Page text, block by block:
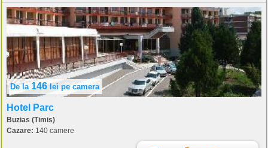
De la 146 lei pe camera
Hotel Parc
Buzias (Timis)
Cazare: 140 camere